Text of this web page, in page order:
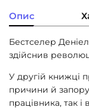
Опис
Бестселер
здійснив
У другій книжці
причини й
працівника, так і